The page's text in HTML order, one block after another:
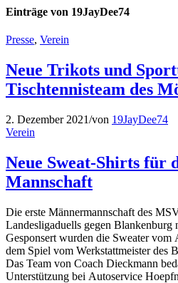
Einträge von 19JayDee74
Presse, Verein
Neue Trikots und
Tischtennisteam des
2. Dezember 2021/von 19JayDee74
Verein
Neue Sweat-Shirts für
Mannschaft
Die erste Männermannschaft des
Landesligaduells gegen Blankenburg
Gesponsert wurden die Sweater
dem Spiel vom Werkstattmeister des
Das Team von Coach Dieckmann
Unterstützung bei Autoservice